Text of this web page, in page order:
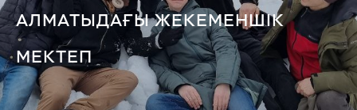
АЛМАТЫДАҒЫ ЖЕКЕМЕНШІК
МЕКТЕП